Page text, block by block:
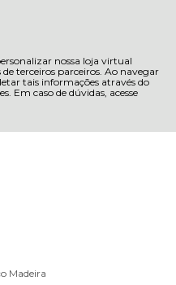
nossa loja virtual
terceiros parceiros. Ao navegar
tais informações através do
Em caso de dúvidas, acesse
Madeira